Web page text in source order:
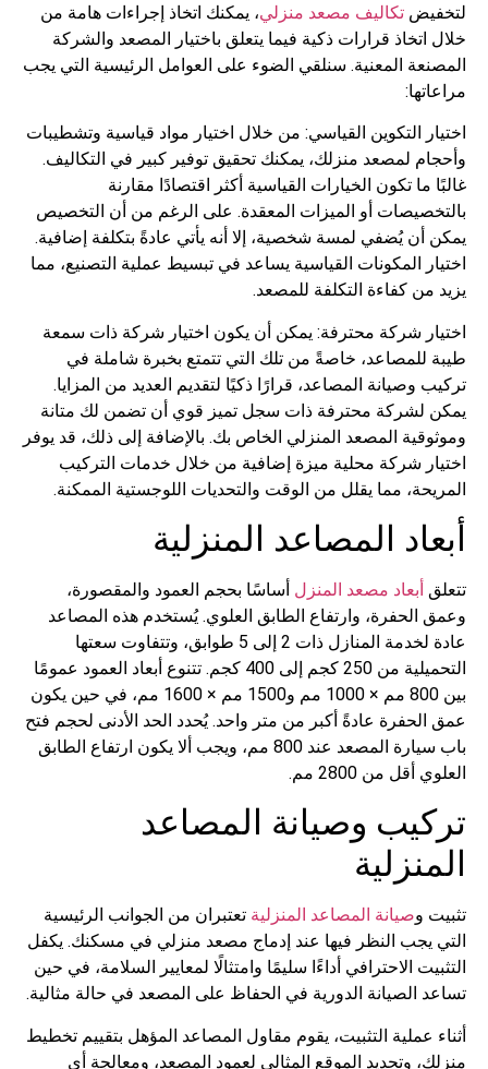
تكاليف مصعد منزلي، يمكنك اتخاذ إجراءات هامة من
قرارات ذكية فيما يتعلق باختيار المصعد والشركة
المعنية. سنلقي الضوء على العوامل الرئيسية التي يجب
التكوين القياسي: من خلال اختيار مواد قياسية وتشطيبات
لمصعد منزلك، يمكنك تحقيق توفير كبير في التكاليف.
تكون الخيارات القياسية أكثر اقتصادًا مقارنة
أو الميزات المعقدة. على الرغم من أن التخصيص
يُضفي لمسة شخصية، إلا أنه يأتي عادةً بتكلفة إضافية.
المكونات القياسية يساعد في تبسيط عملية التصنيع، مما
كفاءة التكلفة للمصعد.
شركة محترفة: يمكن أن يكون اختيار شركة ذات سمعة
خاصةً من تلك التي تتمتع بخبرة شاملة في
وصيانة المصاعد، قرارًا ذكيًا لتقديم العديد من المزايا.
محترفة ذات سجل تميز قوي أن تضمن لك متانة
المصعد المنزلي الخاص بك. بالإضافة إلى ذلك، قد يوفر
شركة محلية ميزة إضافية من خلال خدمات التركيب
مما يقلل من الوقت والتحديات اللوجستية الممكنة.
المصاعد المنزلية
أبعاد مصعد المنزلأساسًا بحجم العمود والمقصورة،
وارتفاع الطابق العلوي. يُستخدم هذه المصاعد
عادة لخدمة المنازل ذات 2 إلى 5 طوابق، وتتفاوت سعتها
التحميلية من 250 كجم إلى 400 كجم. تتنوع أبعاد العمود عمومًا
بين 800 مم × 1000 مم و1500 مم × 1600 مم، في حين يكون
عادةً أكبر من متر واحد. يُحدد الحد الأدنى لحجم فتح
باب سيارة المصعد عند 800 مم، ويجب ألا يكون ارتفاع الطابق
من 2800 مم.
وصيانة المصاعد
صيانة المصاعد المنزلية تعتبران من الجوانب الرئيسية
النظر فيها عند إدماج مصعد منزلي في مسكنك. يكفل
الاحترافي أداءًا سليمًا وامتثالًا لمعايير السلامة، في حين
الصيانة الدورية في الحفاظ على المصعد في حالة مثالية.
عملية التثبيت، يقوم مقاول المصاعد المؤهل بتقييم تخطيط
وتحديد الموقع المثالي لعمود المصعد، ومعالجة أي